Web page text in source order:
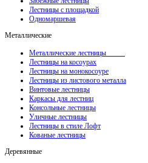
Лестницы с площадкой
Одномаршевая
Металлические
Металлические лестницы
Лестницы на косоурах
Лестницы на монокосоуре
Лестницы из листового металла
Винтовые лестницы
Каркасы для лестниц
Консольные лестницы
Уличные лестницы
Лестницы в стиле Лофт
Кованые лестницы
Деревянные